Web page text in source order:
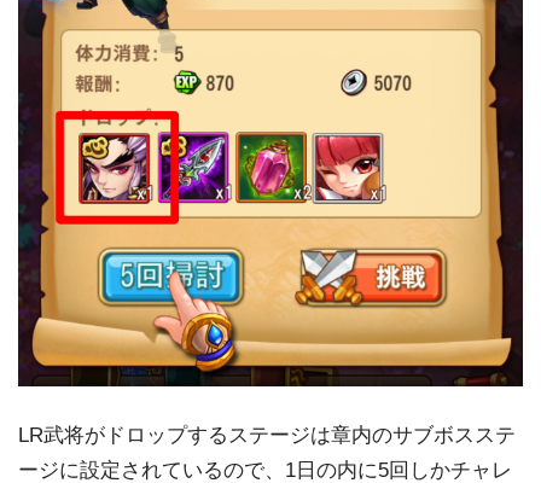
LR武将がドロップするステージは章内のサブボスステ
ージに設定されているので、1日の内に5回しかチャレ